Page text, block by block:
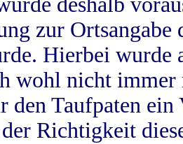
zur
Hierbei wurde
wohl nicht
den Taufpaten
Richtigkeit